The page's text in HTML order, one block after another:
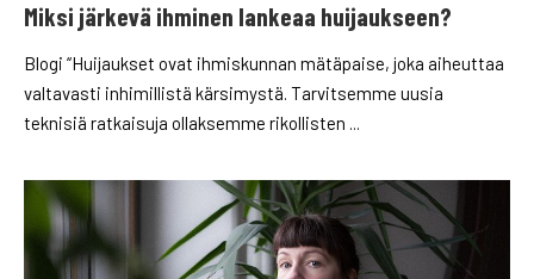
Miksi järkevä ihminen lankeaa huijaukseen?
Blogi “Huijaukset ovat ihmiskunnan mätäpaise, joka aiheuttaa
valtavasti inhimillistä kärsimystä. Tarvitsemme uusia
teknisiä ratkaisuja ollaksemme rikollisten ...